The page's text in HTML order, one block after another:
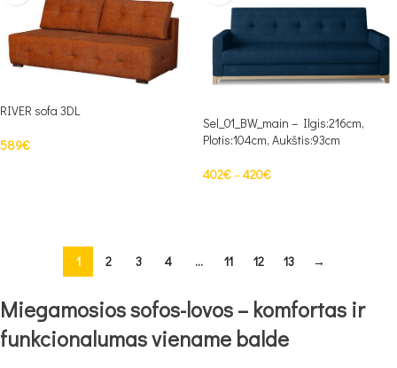
RIVER sofa 3DL
589€
Sel_01_BW_main – Ilgis:216cm,
Plotis:104cm, Aukštis:93cm
402€–420€
1 2 3 4 … 11 12 13 →
Miegamosios sofos-lovos – komfortas ir
funkcionalumas viename balde